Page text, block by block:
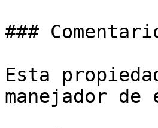
###
Esta
manejador de